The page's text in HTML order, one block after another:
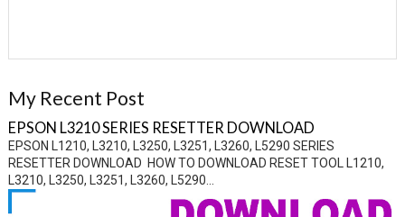
My Recent Post
EPSON L3210 SERIES RESETTER DOWNLOAD
EPSON L1210, L3210, L3250, L3251, L3260, L5290 SERIES
RESETTER DOWNLOAD HOW TO DOWNLOAD RESET TOOL L1210,
L3210, L3250, L3251, L3260, L5290...